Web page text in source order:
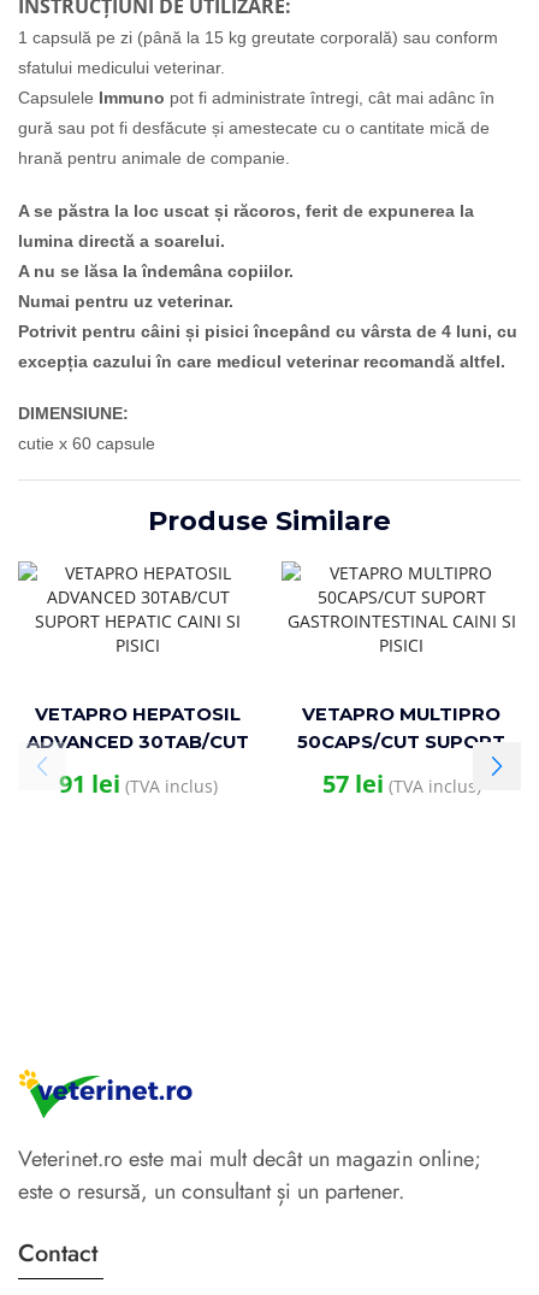
INSTRUCȚIUNI DE UTILIZARE:
1 capsulă pe zi (până la 15 kg greutate corporală) sau conform
sfatului medicului veterinar.
Capsulele Immuno pot fi administrate întregi, cât mai adânc în
gură sau pot fi desfăcute și amestecate cu o cantitate mică de
hrană pentru animale de companie.
A se păstra la loc uscat și răcoros, ferit de expunerea la
lumina directă a soarelui.
A nu se lăsa la îndemâna copiilor.
Numai pentru uz veterinar.
Potrivit pentru câini și pisici începând cu vârsta de 4 luni, cu
excepția cazului în care medicul veterinar recomandă altfel.
DIMENSIUNE:
cutie x 60 capsule
Produse Similare
VETAPRO HEPATOSIL
ADVANCED 30TAB/CUT
SUPORT HEPATIC CAINI
SI PISICI
91 lei (TVA inclus)
VETAPRO MULTIPRO
50CAPS/CUT SUPORT
GASTROINTESTINAL
CAINI SI PISICI
57 lei (TVA inclus)
Veterinet.ro este mai mult decât un magazin online;
este o resursă, un consultant și un partener.
Contact